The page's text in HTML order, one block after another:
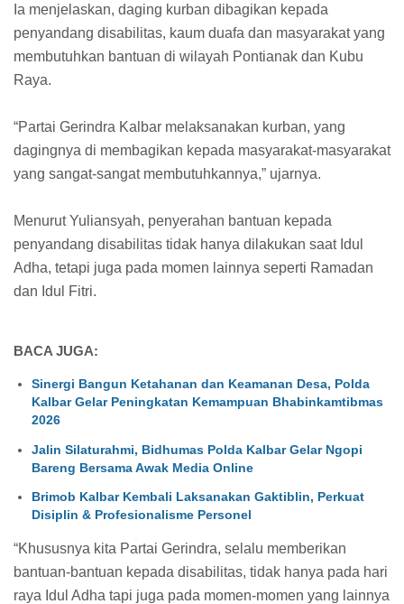
Ia menjelaskan, daging kurban dibagikan kepada
penyandang disabilitas, kaum duafa dan masyarakat yang
membutuhkan bantuan di wilayah Pontianak dan Kubu
Raya.
“Partai Gerindra Kalbar melaksanakan kurban, yang
dagingnya di membagikan kepada masyarakat-masyarakat
yang sangat-sangat membutuhkannya,” ujarnya.
Menurut Yuliansyah, penyerahan bantuan kepada
penyandang disabilitas tidak hanya dilakukan saat Idul
Adha, tetapi juga pada momen lainnya seperti Ramadan
dan Idul Fitri.
BACA JUGA:
Sinergi Bangun Ketahanan dan Keamanan Desa, Polda
Kalbar Gelar Peningkatan Kemampuan Bhabinkamtibmas
2026
Jalin Silaturahmi, Bidhumas Polda Kalbar Gelar Ngopi
Bareng Bersama Awak Media Online
Brimob Kalbar Kembali Laksanakan Gaktiblin, Perkuat
Disiplin & Profesionalisme Personel
“Khususnya kita Partai Gerindra, selalu memberikan
bantuan-bantuan kepada disabilitas, tidak hanya pada hari
raya Idul Adha tapi juga pada momen-momen yang lainnya